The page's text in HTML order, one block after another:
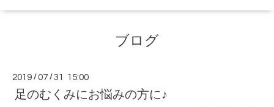
ブログ
2019 /07 /31 15:00
足のむくみにお悩みの方に♪